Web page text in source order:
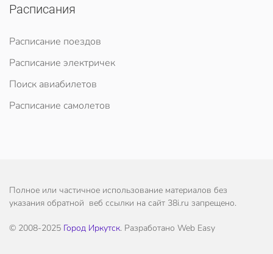
Расписания
Расписание поездов
Расписание электричек
Поиск авиабилетов
Расписание самолетов
Полное или частичное использование материалов без
указания обратной веб ссылки на сайт 38i.ru запрещено.
© 2008-2025 Город Иркутск. Разработано Web Easy